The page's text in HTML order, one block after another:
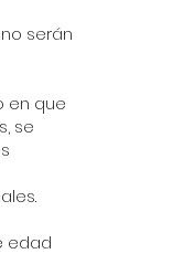
serán
en que
se
edad